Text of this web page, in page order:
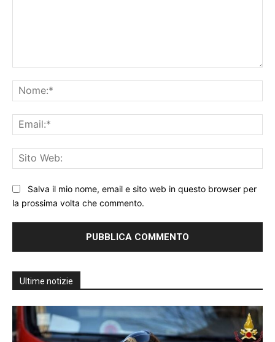
Salva il mio nome, email e sito web in questo browser per
la prossima volta che commento.
Ultime notizie